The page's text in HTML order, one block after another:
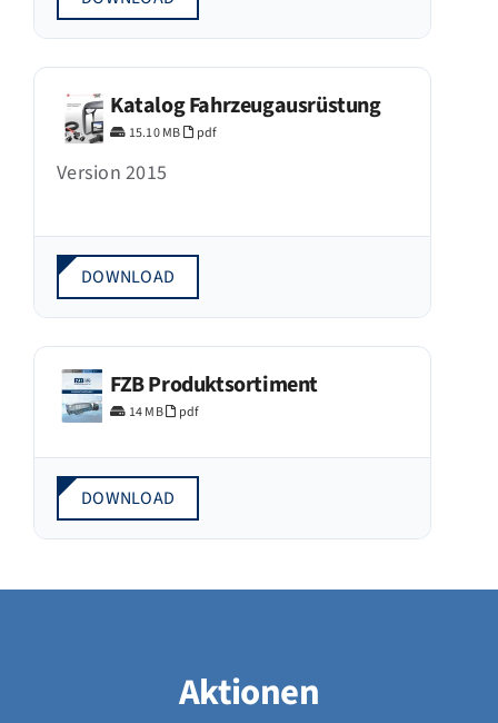
Katalog Fahrzeugausrüstung
15.10 MB pdf
Version 2015
DOWNLOAD
FZB Produktsortiment
14 MB pdf
DOWNLOAD
Aktionen